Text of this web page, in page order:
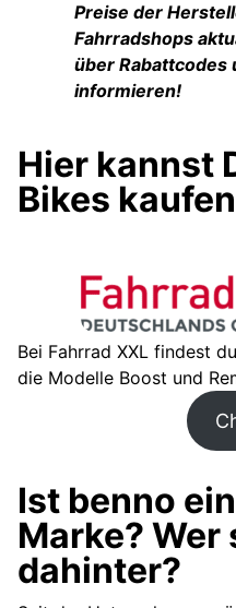
Preise der
Fahrradshops
über Rabattcodes
informieren!
Hier kannst
Bikes kaufen
Bei Fahrrad XXL findest
die Modelle Boost und
Ist benno
Marke?
dahinter?